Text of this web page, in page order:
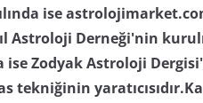
ise
Astroloji Derneği'nin
ise Zodyak Astroloji
tekniğinin